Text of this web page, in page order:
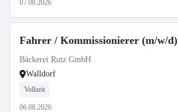
07.08.2026
Fahrer / Kommissionierer (m/w/d)
Bäckerei Rutz GmbH
Walldorf
Vollzeit
06.08.2026